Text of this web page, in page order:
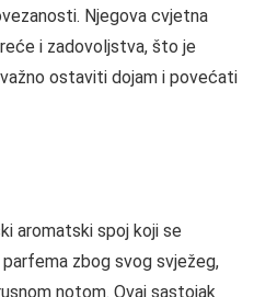
Njegova cvjetna
i zadovoljstva, što je
ostaviti dojam i povećati
aromatski spoj koji se
zbog svog svježeg,
notom. Ovaj sastojak